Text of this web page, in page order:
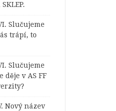
Slučujeme
trápí, to
Slučujeme
děje v AS FF
Nový název